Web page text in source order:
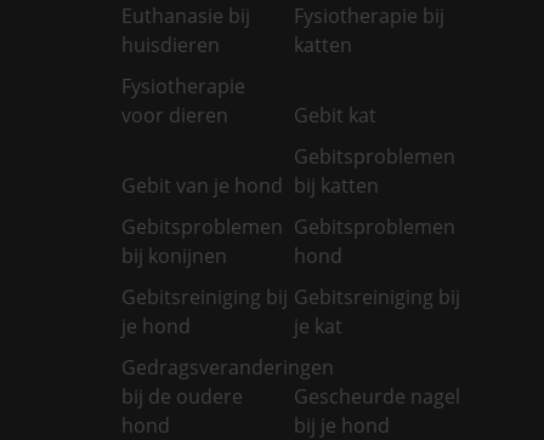
Euthanasie bij
huisdieren
Fysiotherapie bij
katten
Fysiotherapie
voor dieren
Gebit kat
Gebit van je hond
Gebitsproblemen
bij katten
Gebitsproblemen
bij konijnen
Gebitsproblemen
hond
Gebitsreiniging bij
je hond
Gebitsreiniging bij
je kat
Gedragsveranderingen
bij de oudere
hond
Gescheurde nagel
bij je hond